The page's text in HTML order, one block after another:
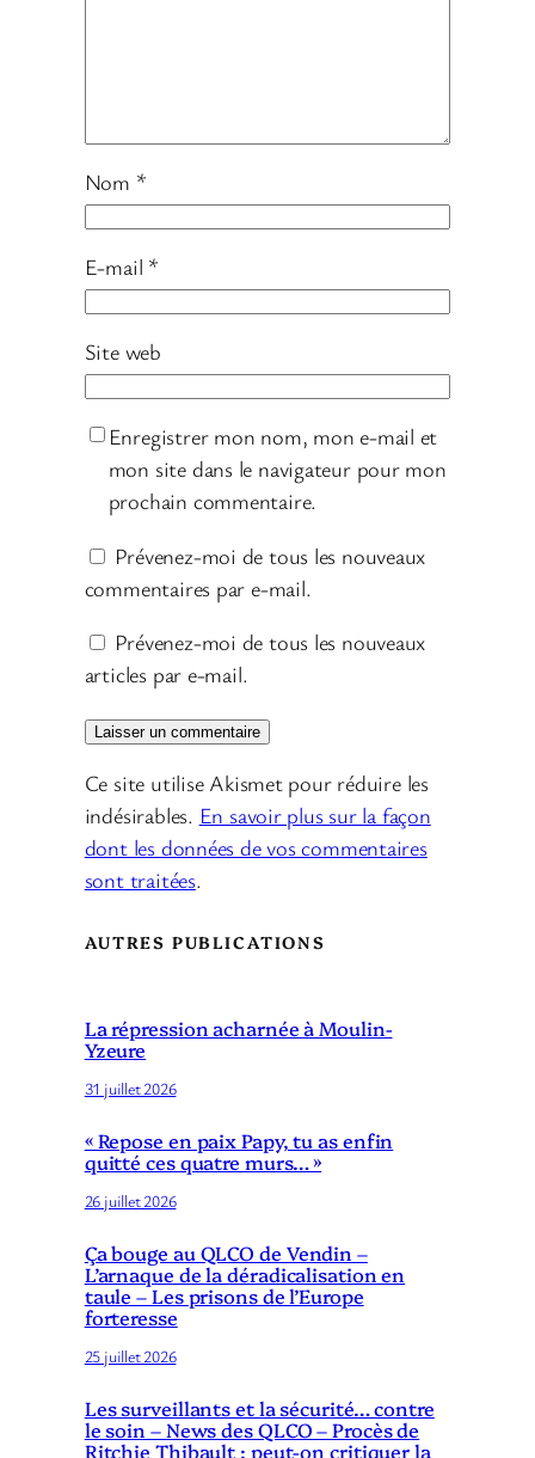
Nom *
E-mail *
Site web
Enregistrer mon nom, mon e-mail et
mon site dans le navigateur pour mon
prochain commentaire.
Prévenez-moi de tous les nouveaux
commentaires par e-mail.
Prévenez-moi de tous les nouveaux
articles par e-mail.
Ce site utilise Akismet pour réduire les
indésirables. En savoir plus sur la façon
dont les données de vos commentaires
sont traitées.
AUTRES PUBLICATIONS
La répression acharnée à Moulin-
Yzeure
31 juillet 2026
« Repose en paix Papy, tu as enfin
quitté ces quatre murs… »
26 juillet 2026
Ça bouge au QLCO de Vendin –
L’arnaque de la déradicalisation en
taule – Les prisons de l’Europe
forteresse
25 juillet 2026
Les surveillants et la sécurité… contre
le soin – News des QLCO – Procès de
Ritchie Thibault : peut-on critiquer la